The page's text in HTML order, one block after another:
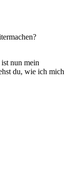
nun mein
du, wie ich mich